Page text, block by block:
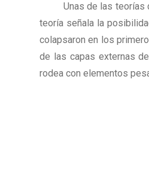
Unas de las teorías
teoría señala la
colapsaron en los
de las capas externas
rodea con elementos